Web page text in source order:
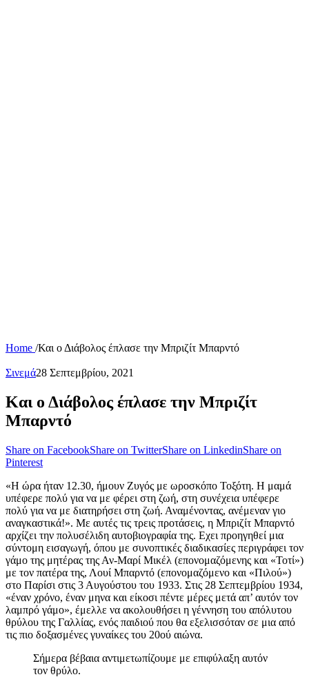
Home /Και ο Διάβολος έπλασε την Μπριζίτ Μπαρντό
Σινεμά28 Σεπτεμβρίου, 2021
Και ο Διάβολος έπλασε την Μπριζίτ
Μπαρντό
Share on FacebookShare on TwitterShare on LinkedinShare on
Pinterest
«Η ώρα ήταν 12.30, ήμουν Ζυγός με ωροσκόπο Τοξότη. Η μαμά
υπέφερε πολύ για να με φέρει στη ζωή, στη συνέχεια υπέφερε
πολύ για να με διατηρήσει στη ζωή. Αναμένοντας, ανέμεναν γιο
αναγκαστικά!». Με αυτές τις τρεις προτάσεις, η Μπριζίτ Μπαρντό
αρχίζει την πολυσέλιδη αυτοβιογραφία της. Εχει προηγηθεί μια
σύντομη εισαγωγή, όπου με συνοπτικές διαδικασίες περιγράφει τον
γάμο της μητέρας της Αν-Μαρί Μικέλ (επονομαζόμενης και «Τοτί»)
με τον πατέρα της, Λουί Μπαρντό (επονομαζόμενο και «Πιλού»)
στο Παρίσι στις 3 Αυγούστου του 1933. Στις 28 Σεπτεμβρίου 1934,
«έναν χρόνο, έναν μηνα και είκοσι πέντε μέρες μετά απ’ αυτόν τον
λαμπρό γάμο», έμελλε να ακολουθήσει η γέννηση του απόλυτου
θρύλου της Γαλλίας, ενός παιδιού που θα εξελισσόταν σε μια από
τις πιο δοξασμένες γυναίκες του 20ού αιώνα.
Σήμερα βέβαια αντιμετωπίζουμε με επιφύλαξη αυτόν
τον θρύλο.